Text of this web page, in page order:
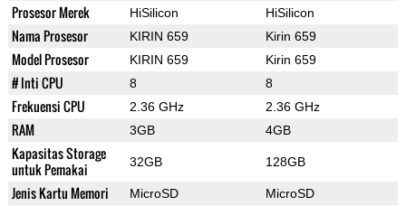
Prosesor Merek HiSilicon HiSilicon
Nama Prosesor KIRIN 659 Kirin 659
Model Prosesor KIRIN 659 Kirin 659
# Inti CPU 8 8
Frekuensi CPU 2.36 GHz 2.36 GHz
RAM 3GB 4GB
Kapasitas Storage
untuk Pemakai
32GB 128GB
Jenis Kartu Memori MicroSD MicroSD